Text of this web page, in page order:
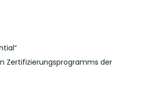
Zertifizierungsprogramms der